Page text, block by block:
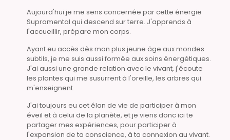
Aujourd'hui je me sens concernée par cette énergie
Supramental qui descend sur terre. J'apprends à
l'accueillir, prépare mon corps.
Ayant eu accès dès mon plus jeune âge aux mondes
subtils, je me suis aussi formée aux soins énergétiques.
J'ai aussi une grande relation avec le vivant, j'écoute
les plantes qui me susurrent à l'oreille, les arbres qui
m'enseignent.
J'ai toujours eu cet élan de vie de participer à mon
éveil et à celui de la planète, et je viens donc ici te
partager mes expériences, pour participer à
l'expansion de ta conscience, à ta connexion au vivant.